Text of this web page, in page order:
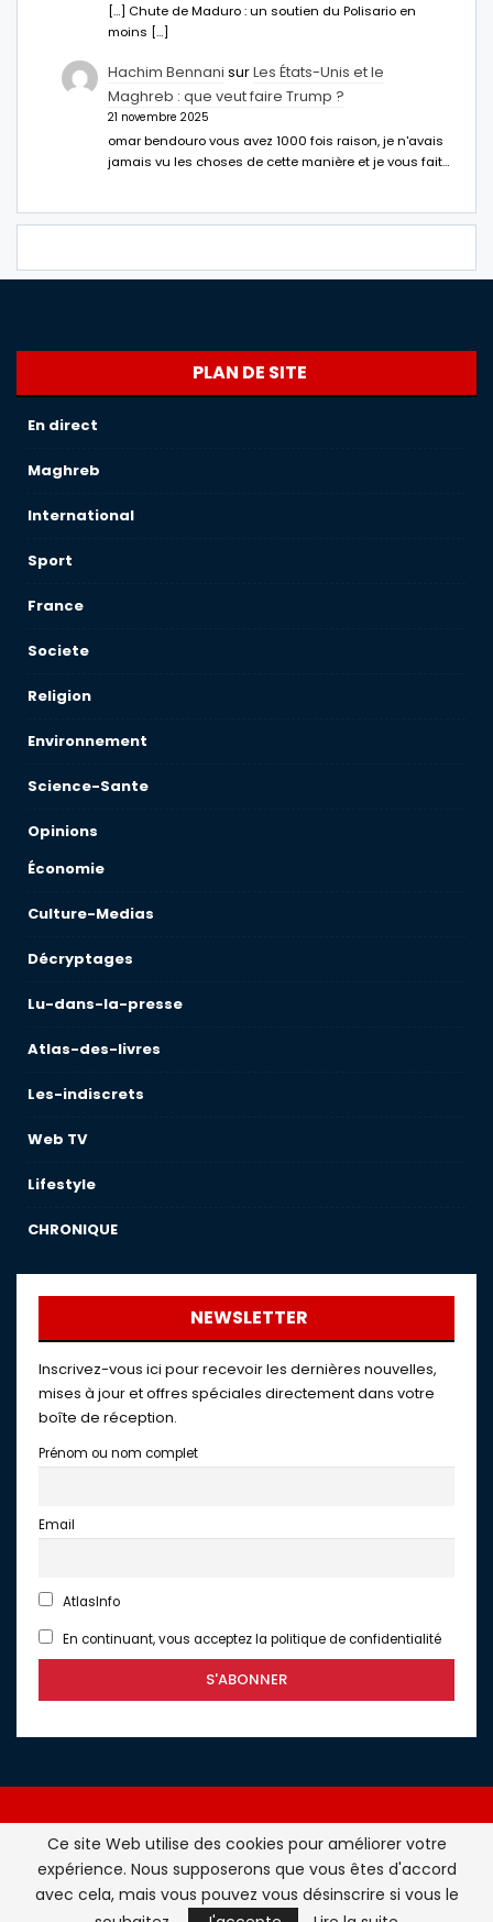
[…] Chute de Maduro : un soutien du Polisario en
moins […]
Hachim Bennani surLes États-Unis et le
Maghreb : que veut faire Trump ?
21 novembre 2025
omar bendouro vous avez 1000 fois raison, je n'avais
jamais vu les choses de cette manière et je vous fait…
PLAN DE SITE
En direct
Maghreb
International
Sport
France
Societe
Religion
Environnement
Science-Sante
Opinions
Économie
Culture-Medias
Décryptages
Lu-dans-la-presse
Atlas-des-livres
Les-indiscrets
Web TV
Lifestyle
CHRONIQUE
NEWSLETTER
Inscrivez-vous ici pour recevoir les dernières nouvelles,
mises à jour et offres spéciales directement dans votre
boîte de réception.
Prénom ou nom complet
Email
AtlasInfo
En continuant, vous acceptez la politique de confidentialité
Atlasinfo.fr : l'essentiel de l'actualité de la France et du
Maghreb © Tous Droits Réservés - Atlasinfo- 2026
Ce site Web utilise des cookies pour améliorer votre
expérience. Nous supposerons que vous êtes d'accord
avec cela, mais vous pouvez vous désinscrire si vous le